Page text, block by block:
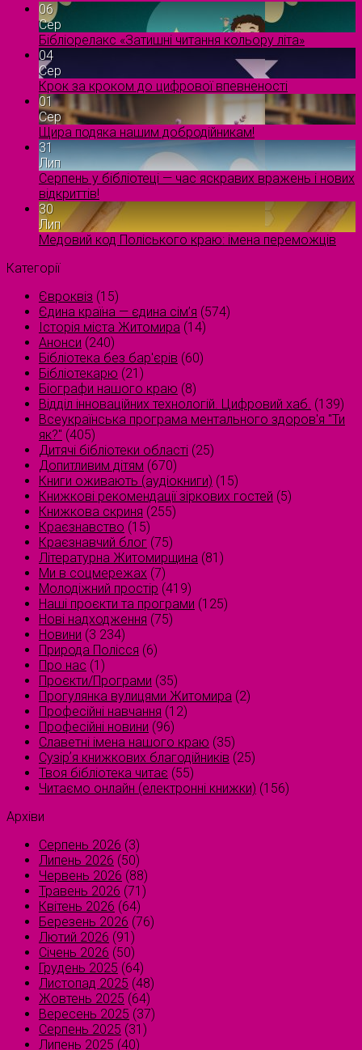
06
Сер
Бібліорелакс «Затишні читання кольору літа»
04
Сер
Крок за кроком до цифрової впевненості
01
Сер
Щира подяка нашим добродійникам!
31
Лип
Серпень у бібліотеці — час яскравих вражень і нових
відкриттів!
30
Лип
Медовий код Поліського краю: імена переможців
Категорії
Євроквіз (15)
Єдина країна — єдина сім’я (574)
Історія міста Житомира (14)
Анонси (240)
Бібліотека без бар'єрів (60)
Бібліотекарю (21)
Біографи нашого краю (8)
Відділ інноваційних технологій. Цифровий хаб. (139)
Всеукраїнська програма ментального здоров'я "Ти
як?" (405)
Дитячі бібліотеки області (25)
Допитливим дітям (670)
Книги оживають (аудіокниги) (15)
Книжкові рекомендації зіркових гостей (5)
Книжкова скриня (255)
Краєзнавство (15)
Краєзнавчий блог (75)
Літературна Житомирщина (81)
Ми в соцмережах (7)
Молодіжний простір (419)
Наші проєкти та програми (125)
Нові надходження (75)
Новини (3 234)
Природа Полісся (6)
Про нас (1)
Проєкти/Програми (35)
Прогулянка вулицями Житомира (2)
Професійні навчання (12)
Професійні новини (96)
Славетні імена нашого краю (35)
Сузірʼя книжкових благодійників (25)
Твоя бібліотека читає (55)
Читаємо онлайн (електронні книжки) (156)
Архіви
Серпень 2026 (3)
Липень 2026 (50)
Червень 2026 (88)
Травень 2026 (71)
Квітень 2026 (64)
Березень 2026 (76)
Лютий 2026 (91)
Січень 2026 (50)
Грудень 2025 (64)
Листопад 2025 (48)
Жовтень 2025 (64)
Вересень 2025 (37)
Серпень 2025 (31)
Липень 2025 (40)